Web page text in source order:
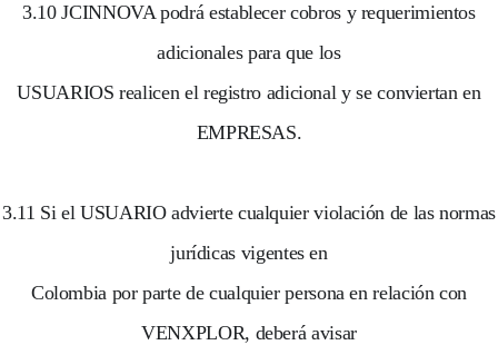
3.10 JCINNOVA podrá establecer cobros y requerimientos
adicionales para que los
USUARIOS realicen el registro adicional y se conviertan en
EMPRESAS.
3.11 Si el USUARIO advierte cualquier violación de las normas
jurídicas vigentes en
Colombia por parte de cualquier persona en relación con
VENXPLOR, deberá avisar